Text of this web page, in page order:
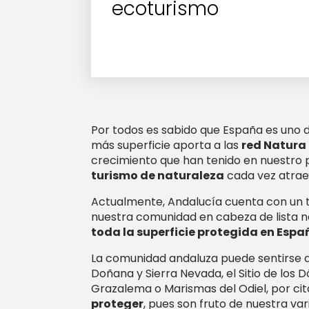
ecoturismo
Por todos es sabido que España es
más superficie aporta a las red Natura
crecimiento que han tenido en nuestro
turismo de naturaleza cada vez
Actualmente, Andalucía cuenta con
nuestra comunidad en cabeza de lista
toda la superficie protegida en
La comunidad andaluza puede
Doñana y Sierra Nevada, el Sitio de los
Grazalema o Marismas del Odiel, por
proteger, pues son fruto de nuestra